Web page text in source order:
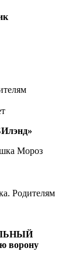
Мороз
Родителям
ворону